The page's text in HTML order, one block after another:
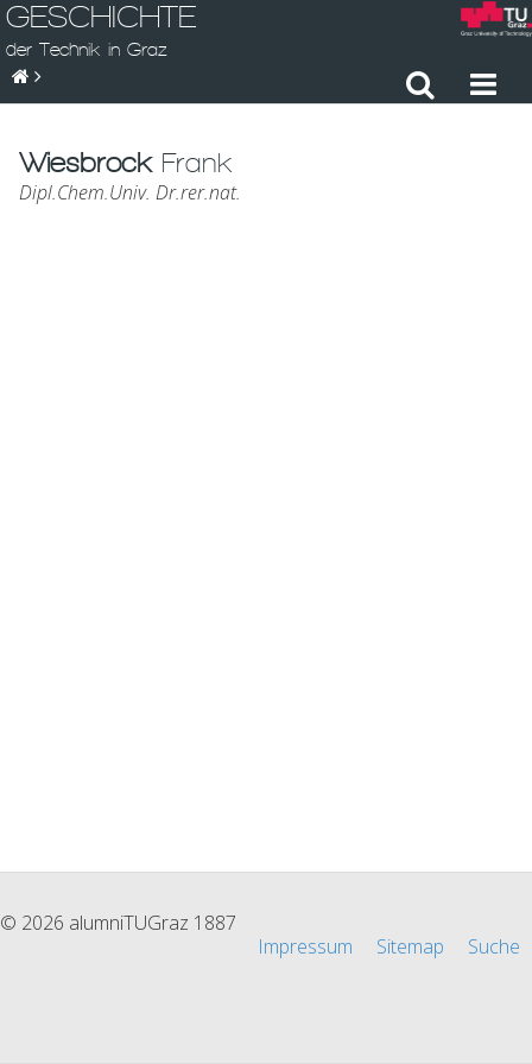
GESCHICHTE
der Technik in Graz
WiesbrockFrank
Dipl.Chem.Univ. Dr.rer.nat.
© 2026 alumniTUGraz 1887
Impressum
Sitemap Suche